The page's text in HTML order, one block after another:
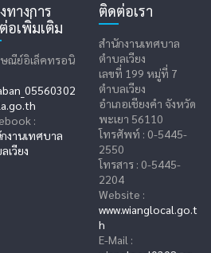
ทางการ
อเพิ่มเติม
ณีย์อิเล็คทรอนิ
:
งานเทศบาล
เวียง
ติดต่อเรา
สำนักงานเทศบาล
ตำบลเวียง
เลขที่ 199 หมู่ที่ 7
ตำบลเวียง
อำเภอเชียงคำ จังหวัด
พะเยา 56110
โทรศัพท์ : 0-5445-
2550
โทรสาร : 0-5445-
2204
Website :
www.wianglocal.go.t
h
E-Mail :